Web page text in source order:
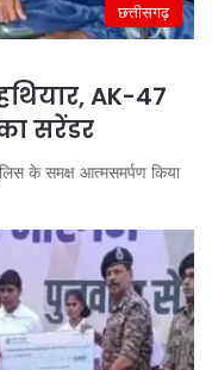
छत्तीसगढ़
AK-47
सरेंडर
के समक्ष आत्मसमर्पण किया